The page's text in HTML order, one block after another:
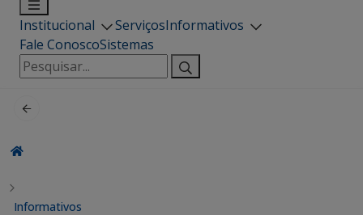
Institucional ServiçosInformativos
Fale ConoscoSistemas
Pesquisar
por:
Informativos